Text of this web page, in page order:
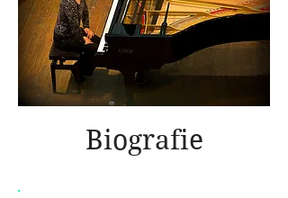
Biografie